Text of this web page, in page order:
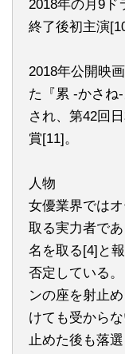
2018年の月9ド
終了後初主演
2018年公開映
た『累 -かさね
され、第42回
賞[11]。
人物
女優業界では
取る実力者で
名を取る[4]と
否定している
ンの座を射止
けても受から
止めた後も落